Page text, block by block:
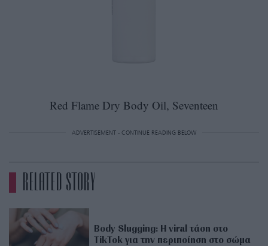
Red Flame Dry Body Oil, Seventeen
ADVERTISEMENT - CONTINUE READING BELOW
RELATED STORY
Body Slugging: Η viral τάση στο
TikTok για την περιποίηση στο σώμα